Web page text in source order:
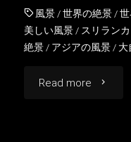
風
風景 /世界の絶景 /
美しい風景/ スリランカ
絶景/ アジアの風景/ 大
Read more "シ